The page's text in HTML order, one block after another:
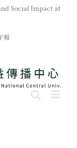
Social Impact at
報